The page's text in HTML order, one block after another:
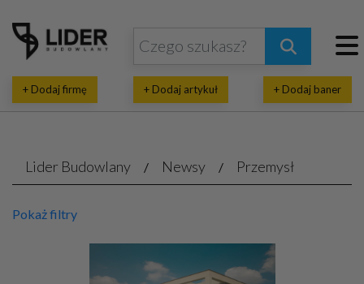
+ Dodaj firmę + Dodaj artykuł + Dodaj baner
Lider Budowlany Newsy Przemysł
Pokaż filtry